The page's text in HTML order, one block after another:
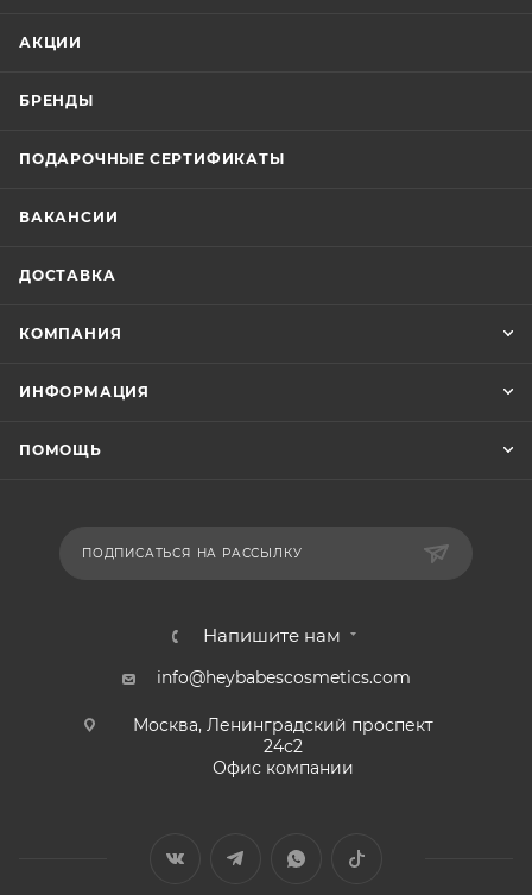
АКЦИИ
БРЕНДЫ
ПОДАРОЧНЫЕ СЕРТИФИКАТЫ
ВАКАНСИИ
ДОСТАВКА
КОМПАНИЯ
ИНФОРМАЦИЯ
ПОМОЩЬ
ПОДПИСАТЬСЯ НА РАССЫЛКУ
Напишите нам
info@heybabescosmetics.com
Москва, Ленинградский проспект
24с2
Офис компании